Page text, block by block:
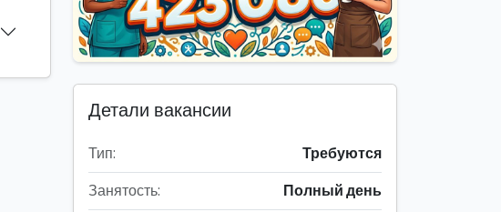
Детали вакансии
Тип:
Требуются
Занятость:
Полный день